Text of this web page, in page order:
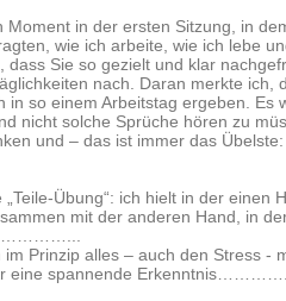
Moment in der ersten Sitzung, in
wie ich arbeite, wie ich lebe
dass Sie so gezielt und klar
nach. Daran merkte ich,
in so einem Arbeitstag ergeben. Es
nicht solche Sprüche hören zu
und – das ist immer das
Übung“: ich hielt in der einen
mit der anderen Hand, in
im Prinzip alles – auch den Stress -
eine spannende